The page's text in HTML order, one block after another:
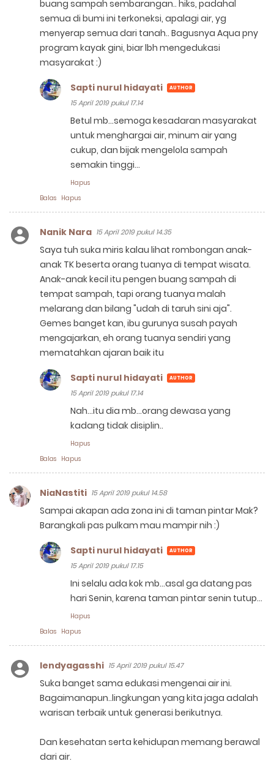
buang sampah sembarangan.. hiks, padahal
semua di bumi ini terkoneksi, apalagi air, yg
menyerap semua dari tanah.. Bagusnya Aqua pny
program kayak gini, biar lbh mengedukasi
masyarakat :)
Balas Hapus
Sapti nurul hidayati
15 April 2019 pukul 17.14
Betul mb...semoga kesadaran masyarakat
untuk menghargai air, minum air yang
cukup, dan bijak mengelola sampah
semakin tinggi...
Hapus
Nanik Nara 15 April 2019 pukul 14.35
Saya tuh suka miris kalau lihat rombongan anak-
anak TK beserta orang tuanya di tempat wisata.
Anak-anak kecil itu pengen buang sampah di
tempat sampah, tapi orang tuanya malah
melarang dan bilang "udah di taruh sini aja".
Gemes banget kan, ibu gurunya susah payah
mengajarkan, eh orang tuanya sendiri yang
mematahkan ajaran baik itu
Balas Hapus
Sapti nurul hidayati
15 April 2019 pukul 17.14
Nah...itu dia mb...orang dewasa yang
kadang tidak disiplin..
Hapus
NiaNastiti 15 April 2019 pukul 14.58
Sampai akapan ada zona ini di taman pintar Mak?
Barangkali pas pulkam mau mampir nih :)
Balas Hapus
Sapti nurul hidayati
15 April 2019 pukul 17.15
Ini selalu ada kok mb...asal ga datang pas
hari Senin, karena taman pintar senin tutup...
Hapus
lendyagasshi 15 April 2019 pukul 15.47
Suka banget sama edukasi mengenai air ini.
Bagaimanapun..lingkungan yang kita jaga adalah
warisan terbaik untuk generasi berikutnya.
Dan kesehatan serta kehidupan memang berawal
dari air.